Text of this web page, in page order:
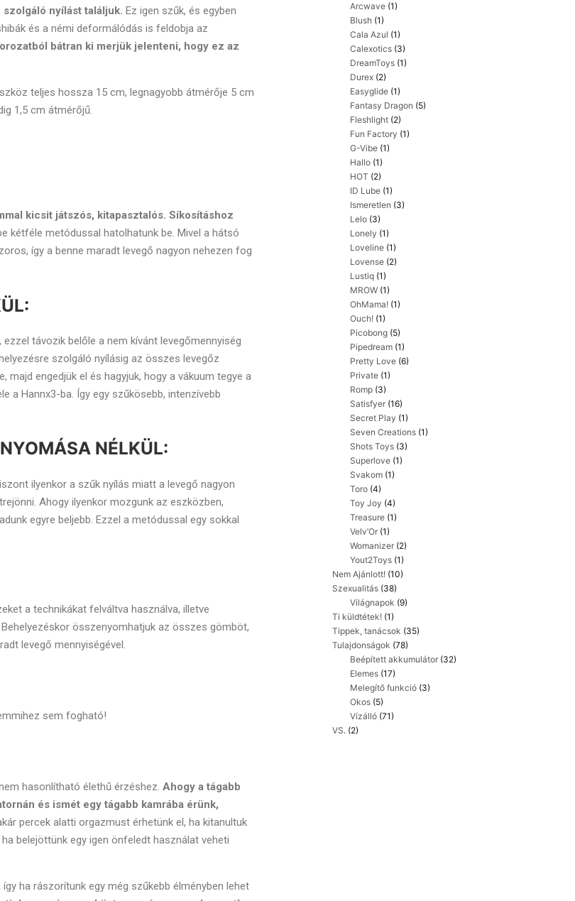
nyílást találjuk. Ez igen szűk, és egyben
és a némi deformálódás is feldobja az
bátran ki merjük jelenteni, hogy ez az
teljes hossza 15 cm, legnagyobb átmérője 5 cm
1,5 cm átmérőjű.
kicsit játszós, kitapasztalós. Síkosításhoz
kétféle metódussal hatolhatunk be. Mivel a hátsó
így a benne maradt levegő nagyon nehezen fog
távozik belőle a nem kívánt levegőmennyiség
szolgáló nyílásig az összes levegőz
majd engedjük el és hagyjuk, hogy a vákuum tegye a
a Hannx3-ba. Így egy szűkösebb, intenzívebb
NÉLKÜL:
ilyenkor a szűk nyílás miatt a levegő nagyon
Ahogy ilyenkor mozgunk az eszközben,
egyre beljebb. Ezzel a metódussal egy sokkal
a technikákat felváltva használva, illetve
összenyomhatjuk az összes gömböt,
levegő mennyiségével.
sem fogható!
hasonlítható élethű érzéshez. Ahogy a tágabb
és ismét egy tágabb kamrába érünk,
percek alatti orgazmust érhetünk el, ha kitanultuk
belejöttünk egy igen önfeledt használat veheti
ha rászorítunk egy még szűkebb élményben lehet
Arcwave (1)
Blush (1)
Cala Azul (1)
Calexotics (3)
DreamToys (1)
Durex (2)
Easyglide (1)
Fantasy Dragon (5)
Fleshlight (2)
Fun Factory (1)
G-Vibe (1)
Hallo (1)
HOT (2)
ID Lube (1)
Ismeretlen (3)
Lelo (3)
Lonely (1)
Loveline (1)
Lovense (2)
Lustiq (1)
MROW (1)
OhMama! (1)
Ouch! (1)
Picobong (5)
Pipedream (1)
Pretty Love (6)
Private (1)
Romp (3)
Satisfyer (16)
Secret Play (1)
Seven Creations (1)
Shots Toys (3)
Superlove (1)
Svakom (1)
Toro (4)
Toy Joy (4)
Treasure (1)
Velv’Or (1)
Womanizer (2)
Yout2Toys (1)
Nem Ajánlott! (10)
Szexualitás (38)
Világnapok (9)
Ti küldtétek! (1)
Tippek, tanácsok (35)
Tulajdonságok (78)
Beépített akkumulátor (32)
Elemes (17)
Melegítő funkció (3)
Okos (5)
Vízálló (71)
VS. (2)